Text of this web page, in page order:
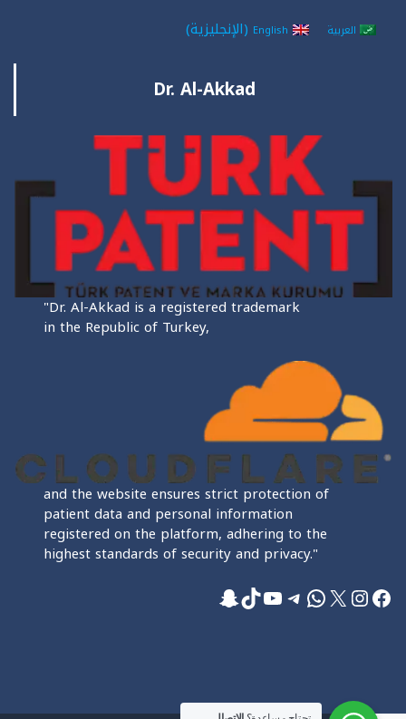
العربية English
(الإنجليزية)
Dr. Al-Akkad
"Dr. Al-Akkad is a registered trademark
in the Republic of Turkey,
and the website ensures strict protection of
patient data and personal information
registered on the platform, adhering to the
highest standards of security and privacy."
فيسبوك
إنستجرام
إكسواتساب
تيليجرام
يوتيوب
تيك توك
سناب شات